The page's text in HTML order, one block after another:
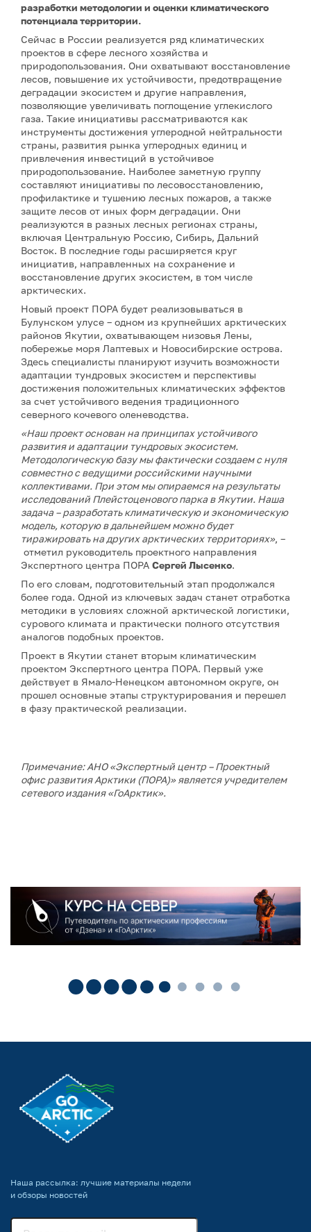
разработки методологии и оценки климатического
потенциала территории.
Сейчас в России реализуется ряд климатических
проектов в сфере лесного хозяйства и
природопользования. Они охватывают восстановление
лесов, повышение их устойчивости, предотвращение
деградации экосистем и другие направления,
позволяющие увеличивать поглощение углекислого
газа. Такие инициативы рассматриваются как
инструменты достижения углеродной нейтральности
страны, развития рынка углеродных единиц и
привлечения инвестиций в устойчивое
природопользование. Наиболее заметную группу
составляют инициативы по лесовосстановлению,
профилактике и тушению лесных пожаров, а также
защите лесов от иных форм деградации. Они
реализуются в разных лесных регионах страны,
включая Центральную Россию, Сибирь, Дальний
Восток. В последние годы расширяется круг
инициатив, направленных на сохранение и
восстановление других экосистем, в том числе
арктических.
Новый проект ПОРА будет реализовываться в
Булунском улусе – одном из крупнейших арктических
районов Якутии, охватывающем низовья Лены,
побережье моря Лаптевых и Новосибирские острова.
Здесь специалисты планируют изучить возможности
адаптации тундровых экосистем и перспективы
достижения положительных климатических эффектов
за счет устойчивого ведения традиционного
северного кочевого оленеводства.
«Наш проект основан на принципах устойчивого
развития и адаптации тундровых экосистем.
Методологическую базу мы фактически создаем с нуля
совместно с ведущими российскими научными
коллективами. При этом мы опираемся на результаты
исследований Плейстоценового парка в Якутии. Наша
задача – разработать климатическую и экономическую
модель, которую в дальнейшем можно будет
тиражировать на других арктических территориях», –
отметил руководитель проектного направления
Экспертного центра ПОРА Сергей Лысенко.
По его словам, подготовительный этап продолжался
более года. Одной из ключевых задач станет отработка
методики в условиях сложной арктической логистики,
сурового климата и практически полного отсутствия
аналогов подобных проектов.
Проект в Якутии станет вторым климатическим
проектом Экспертного центра ПОРА. Первый уже
действует в Ямало-Ненецком автономном округе, он
прошел основные этапы структурирования и перешел
в фазу практической реализации.
Примечание: АНО «Экспертный центр – Проектный
офис развития Арктики (ПОРА)» является учредителем
сетевого издания «ГоАрктик».
Наша рассылка: лучшие материалы недели
и обзоры новостей